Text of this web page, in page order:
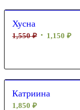
Хусна
1,550₽ 1,150 ₽
Катриина
1,850 ₽